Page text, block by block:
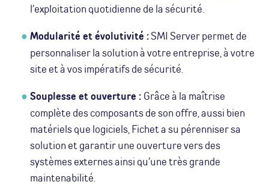
l’exploitation quotidienne de la sécurité.
Modularité et évolutivité :SMI Server permet de
personnaliser la solution à votre entreprise, à votre
site et à vos impératifs de sécurité.
Souplesse et ouverture : Grâce à la maîtrise
complète des composants de son offre, aussi bien
matériels que logiciels, Fichet a su pérenniser sa
solution et garantir une ouverture vers des
systèmes externes ainsi qu’une très grande
maintenabilité.